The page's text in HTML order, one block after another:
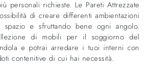
personali richieste. Le Pareti Attrezzate
di creare differenti ambientazioni
e sfruttando bene ogni angolo.
di mobili per il soggiorno del
e potrai arredare i tuoi interni con
contenitive di cui hai necessità.